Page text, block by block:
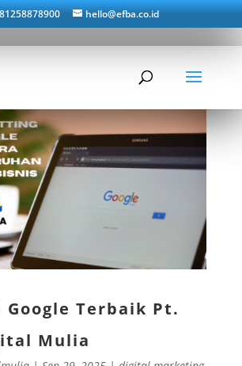
hello@efba.co.id
Google Terbaik Pt.
Mulia